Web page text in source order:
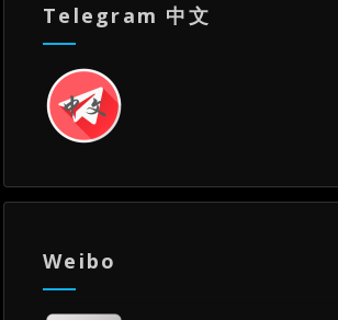
Telegram 中文
Weibo